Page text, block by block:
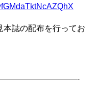
誌の配布を行ってお